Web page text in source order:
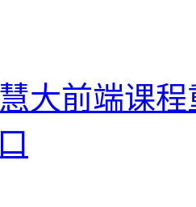
大前端课